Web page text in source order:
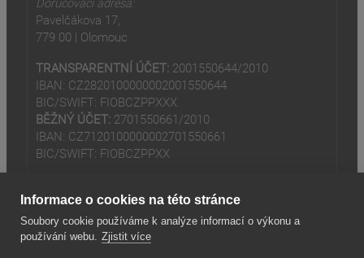
Doručovací adresa:
Pavelčákova 17,
779 00 | Olomouc
TRANSPARENTNÍ ÚČET: 2001550644/2010
IBAN: CZ2820100000002001550644
BIC/SWIFT: FIOBCZPPXXX
BĚŽNÝ ÚČET: 2701550661/2010
IBAN: CZ7120100000002701550661
BIC/SWIFT: FIOBCZPPXX
Informace o cookies na této stránce
Soubory cookie používáme k analýze informací o výkonu a
používání webu. Zjistit více